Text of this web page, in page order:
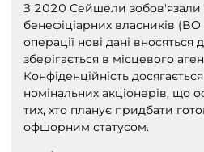
З 2020 Сейшели зобов'язали
бенефіціарних власників
операції нові дані
зберігається в місцевого
Конфіденційність
номінальних акціонерів, що
тих, хто планує придбати
офшорним статусом.